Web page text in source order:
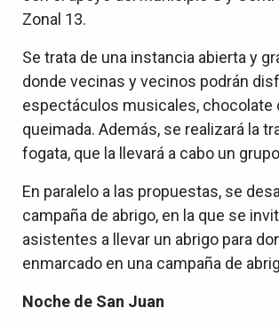
Zonal 13.
Se trata de una instancia abierta y
donde vecinas y vecinos podrán
espectáculos musicales, chocolate
queimada. Además, se realizará la
fogata, que la llevará a cabo un
En paralelo a las propuestas, se
campaña de abrigo, en la que se
asistentes a llevar un abrigo para
enmarcado en una campaña de
Noche de San Juan